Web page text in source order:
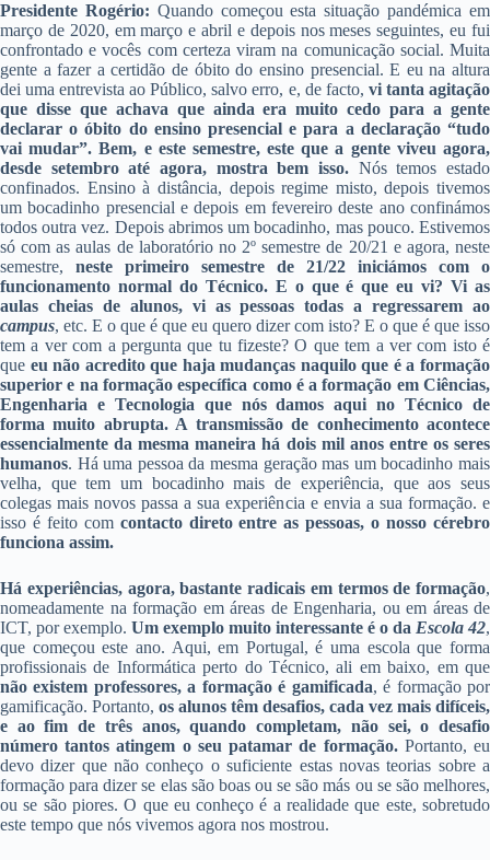
Presidente Rogério: Quando começou esta situação pandémica em
março de 2020, em março e abril e depois nos meses seguintes, eu fui
confrontado e vocês com certeza viram na comunicação social. Muita
gente a fazer a certidão de óbito do ensino presencial. E eu na altura
dei uma entrevista ao Público, salvo erro, e, de facto, vi tanta agitação
que disse que achava que ainda era muito cedo para a gente
declarar o óbito do ensino presencial e para a declaração “tudo
vai mudar”. Bem, e este semestre, este que a gente viveu agora,
desde setembro até agora, mostra bem isso. Nós temos estado
confinados. Ensino à distância, depois regime misto, depois tivemos
um bocadinho presencial e depois em fevereiro deste ano confinámos
todos outra vez. Depois abrimos um bocadinho, mas pouco. Estivemos
só com as aulas de laboratório no 2º semestre de 20/21 e agora, neste
semestre, neste primeiro semestre de 21/22 iniciámos com o
funcionamento normal do Técnico. E o que é que eu vi? Vi as
aulas cheias de alunos, vi as pessoas todas a regressarem ao
campus, etc. E o que é que eu quero dizer com isto? E o que é que isso
tem a ver com a pergunta que tu fizeste? O que tem a ver com isto é
que eu não acredito que haja mudanças naquilo que é a formação
superior e na formação específica como é a formação em Ciências,
Engenharia e Tecnologia que nós damos aqui no Técnico de
forma muito abrupta. A transmissão de conhecimento acontece
essencialmente da mesma maneira há dois mil anos entre os seres
humanos. Há uma pessoa da mesma geração mas um bocadinho mais
velha, que tem um bocadinho mais de experiência, que aos seus
colegas mais novos passa a sua experiência e envia a sua formação. e
isso é feito com contacto direto entre as pessoas, o nosso cérebro
funciona assim.
Há experiências, agora, bastante radicais em termos de formação,
nomeadamente na formação em áreas de Engenharia, ou em áreas de
ICT, por exemplo. Um exemplo muito interessante é o da Escola 42,
que começou este ano. Aqui, em Portugal, é uma escola que forma
profissionais de Informática perto do Técnico, ali em baixo, em que
não existem professores, a formação é gamificada, é formação por
gamificação. Portanto, os alunos têm desafios, cada vez mais difíceis,
e ao fim de três anos, quando completam, não sei, o desafio
número tantos atingem o seu patamar de formação.Portanto, eu
devo dizer que não conheço o suficiente estas novas teorias sobre a
formação para dizer se elas são boas ou se são más ou se são melhores,
ou se são piores. O que eu conheço é a realidade que este, sobretudo
este tempo que nós vivemos agora nos mostrou.